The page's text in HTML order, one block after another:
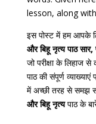
lesson, along
इस पोस्ट में हम आपके
और बिहू नृत्य पाठ सार,
जो परीक्षा के लिहाज
पाठ की संपूर्ण
में अच्छी तरह से समझ
और बिहू नृत्यपाठ के